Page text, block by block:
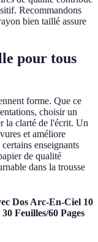
Recommandons
bien taillé assure
pour tous
forme. Que ce
choisir un
la clarté de l'écrit. Un
et améliore
enseignants
de qualité
dans la trousse
Dos Arc-En-Ciel 10
Feuilles/60 Pages